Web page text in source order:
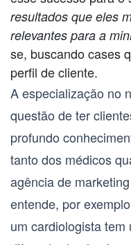
resultados que eles
relevantes para a
se, buscando cases
perfil de cliente.
A especialização no
questão de ter
profundo
tanto dos médicos
agência de
entende, por
um cardiologista